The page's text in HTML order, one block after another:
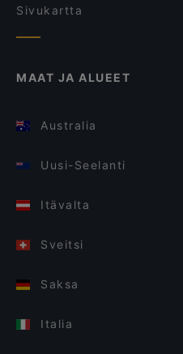
Sivukartta
MAAT JA ALUEET
Australia
Uusi-Seelanti
Itävalta
Sveitsi
Saksa
Italia